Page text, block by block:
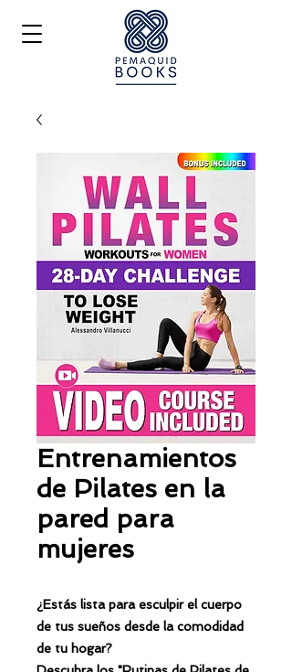
Entrenamientos
de Pilates en la
pared para
mujeres
¿Estás lista para esculpir el cuerpo
de tus sueños desde la comodidad
de tu hogar?